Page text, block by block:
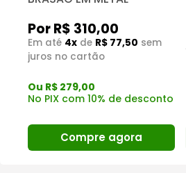
Por R$ 310,00
Em até 4x de R$ 77,50 sem
juros no cartão
Ou R$ 279,00
No PIX com 10% de desconto
Compre agora